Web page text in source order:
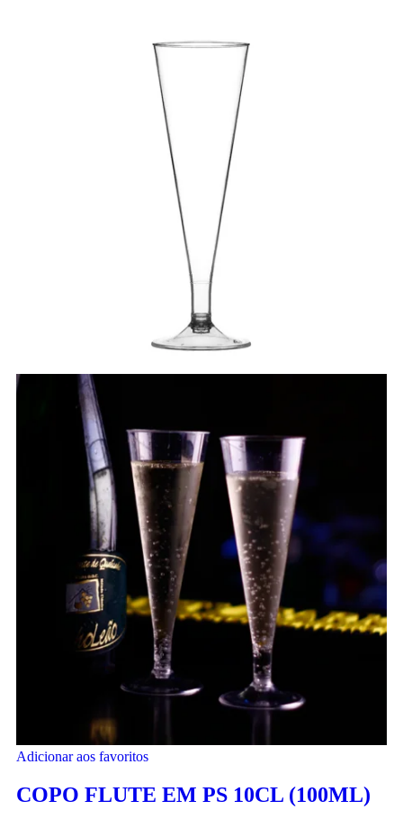
Adicionar aos favoritos
COPO FLUTE EM PS 10CL (100ML)